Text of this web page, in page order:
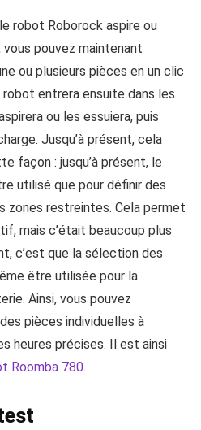
robot Roborock aspire ou
pouvez maintenant
ou plusieurs pièces en un clic
entrera ensuite dans les
ou les essuiera, puis
Jusqu’à présent, cela
façon : jusqu’à présent, le
utilisé que pour définir des
zones restreintes. Cela permet
mais c’était beaucoup plus
c’est que la sélection des
être utilisée pour la
Ainsi, vous pouvez
pièces individuelles à
heures précises. Il est ainsi
Roomba 780.